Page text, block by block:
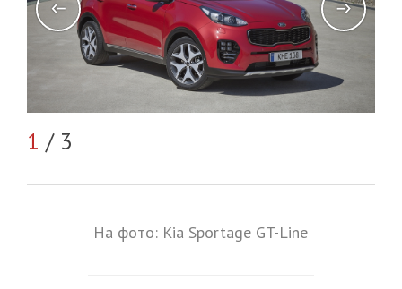
1 / 3
На фото: Kia Sportage GT-Line